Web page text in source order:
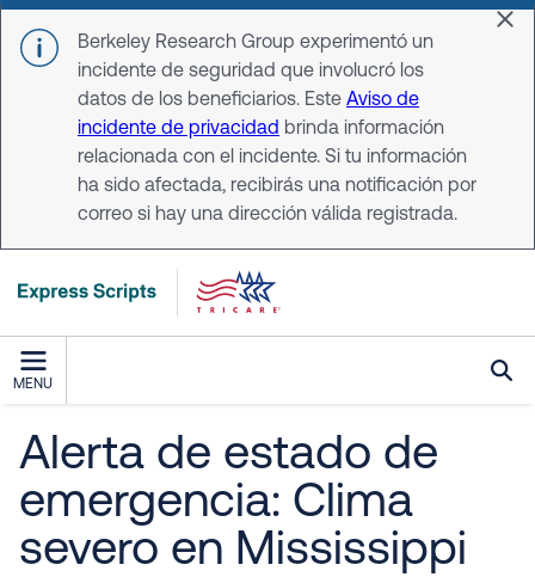
Skip to main content
Berkeley Research Group experimentó un
incidente de seguridad que involucró los
datos de los beneficiarios. Este Aviso de
incidente de privacidad brinda información
relacionada con el incidente. Si tu información
ha sido afectada, recibirás una notificación por
correo si hay una dirección válida registrada.
MENU
Alerta de estado de
emergencia: Clima
severo en Mississippi